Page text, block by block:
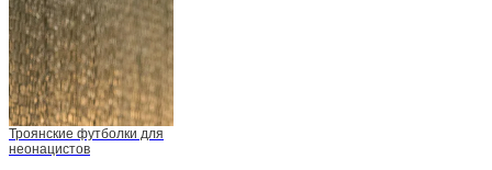
Троянские футболки для
неонацистов